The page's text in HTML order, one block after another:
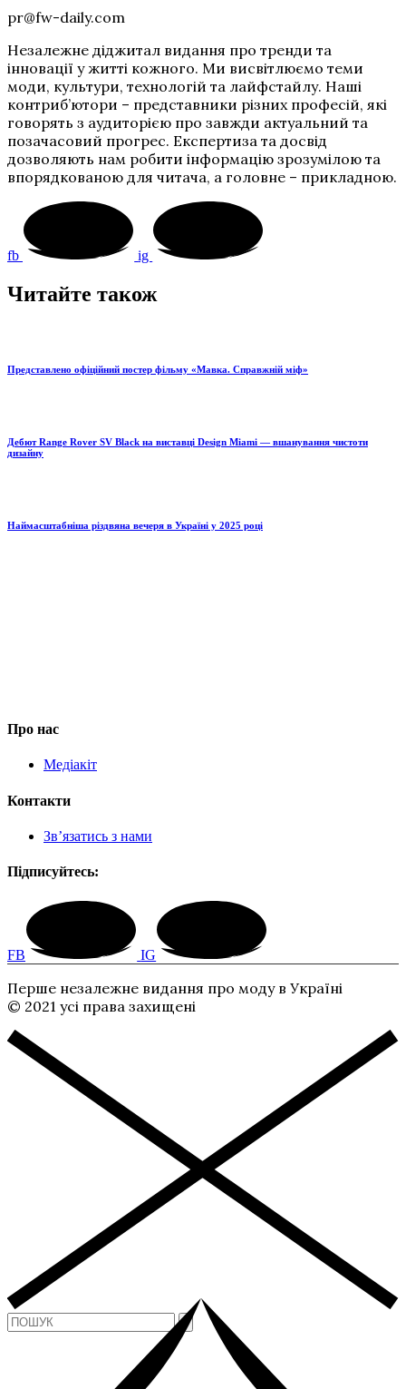
pr@fw-daily.com
Незалежне діджитал видання про тренди та
інновації у житті кожного. Ми висвітлюємо теми
моди, культури, технологій та лайфстайлу. Наші
контриб’ютори – представники різних професій, які
говорять з аудиторією про завжди актуальний та
позачасовий прогрес. Експертиза та досвід
дозволяють нам робити інформацію зрозумілою та
впорядкованою для читача, а головне – прикладною.
fb ig
Читайте також
Представлено офіційний постер фільму «Мавка. Справжній міф»
Дебют Range Rover SV Black на виставці Design Miami — вшанування чистоти
дизайну
Наймасштабніша різдвяна вечеря в Україні у 2025 році
Про нас
Медіакіт
Контакти
Зв’язатись з нами
Підписуйтесь:
FB IG
Перше незалежне видання про моду в Україні
© 2021 усі права захищені